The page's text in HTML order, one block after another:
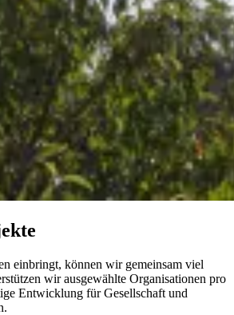
einbringt, können wir gemeinsam viel
wir ausgewählte Organisationen pro
Entwicklung für Gesellschaft und